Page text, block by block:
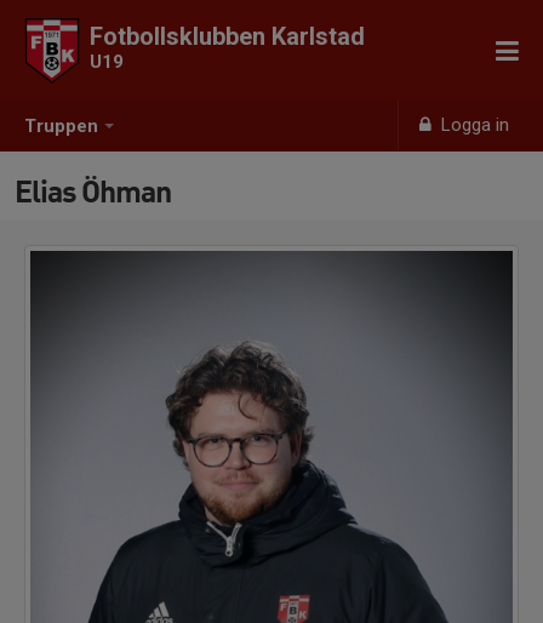
Truppen Logga in
Fotbollsklubben Karlstad
U19
Elias Öhman